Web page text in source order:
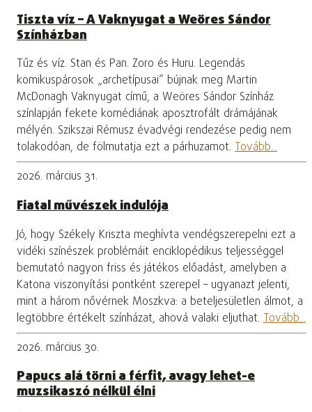
Tiszta víz – A Vaknyugat a Weöres Sándor
Színházban
Tűz és víz. Stan és Pan. Zoro és Huru. Legendás
komikuspárosok „archetípusai” bújnak meg Martin
McDonagh Vaknyugat című, a Weöres Sándor Színház
színlapján fekete komédiának aposztrofált drámájának
mélyén. Szikszai Rémusz évadvégi rendezése pedig nem
tolakodóan, de fölmutatja ezt a párhuzamot. Tovább...
2026. március 31.
Fiatal művészek indulója
Jó, hogy Székely Kriszta meghívta vendégszerepelni ezt a
vidéki színészek problémáit enciklopédikus teljességgel
bemutató nagyon friss és játékos előadást, amelyben a
Katona viszonyítási pontként szerepel – ugyanazt jelenti,
mint a három nővérnek Moszkva: a beteljesületlen álmot, a
legtöbbre értékelt színházat, ahová valaki eljuthat. Tovább...
2026. március 30.
Papucs alá törni a férfit, avagy lehet-e
muzsikaszó nélkül élni